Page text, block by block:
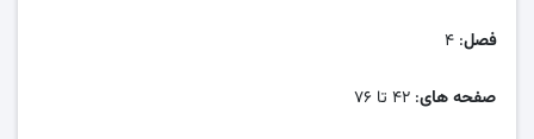
فصل: ۴
صفحه های: ۴۲ تا ۷۶